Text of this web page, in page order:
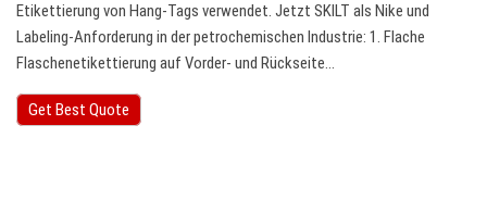
Etikettierung von Hang-Tags verwendet. Jetzt SKILT als Nike und
Labeling-Anforderung in der petrochemischen Industrie: 1. Flache
Flaschenetikettierung auf Vorder- und Rückseite…
Get Best Quote